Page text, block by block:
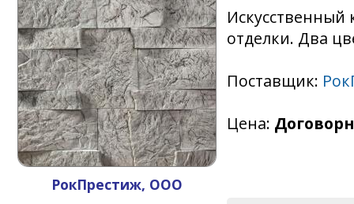
РокПрестиж, ООО
отделки. Два
Поставщик:
Цена: